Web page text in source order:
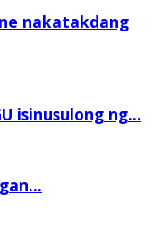
nakatakdang
isinusulong ng...